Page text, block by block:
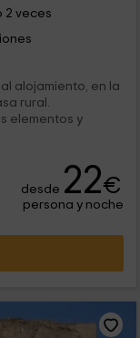
2 veces
alojamiento, en la
rural.
elementos y
desde 22€
persona y noche